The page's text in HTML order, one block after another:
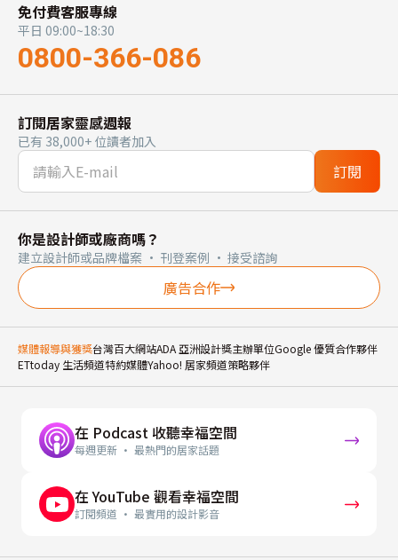
免付費客服專線
平日 09:00~18:30
0800-366-086
訂閱居家靈感週報
已有 38,000+ 位讀者加入
訂閱
你是設計師或廠商嗎？
建立設計師或品牌檔案 · 刊登案例 · 接受諮詢
廣告合作
媒體報導與獲獎台灣百大網站ADA 亞洲設計獎主辦單位Google 優質合作夥伴
ETtoday 生活頻道特約媒體Yahoo! 居家頻道策略夥伴
在 Podcast 收聽幸福空間
每週更新 · 最熱門的居家話題
在 YouTube 觀看幸福空間
訂閱頻道 · 最實用的設計影音